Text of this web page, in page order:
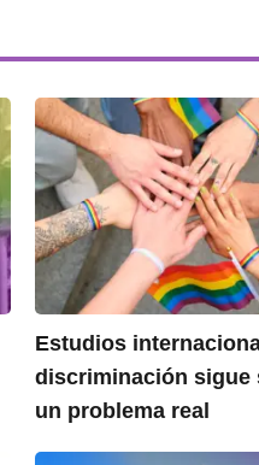
Estudios
discriminación sigue
un problema real